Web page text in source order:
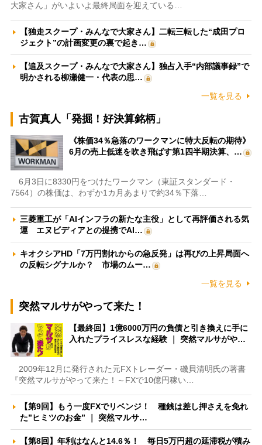
大家さん」がいよいよ最終局面を迎えている…
【独走スクープ・みんなで大家さん】二転三転した“成田プロ
ジェクト”の計画変更の裏で起き…
【追及スクープ・みんなで大家さん】独占入手“内部議事録”で
明かされる柳瀬健一・代表の思…
一覧を見る
古賀真人「発掘！好決算銘柄」
《株価34％急落のワークマンに特大反転の期待》
6月の売上低迷を吹き飛ばす第1四半期決算、…
6月3日に8330円をつけたワークマン（東証スタンダード・
7564）の株価は、わずか1カ月あまりで約34％下落…
三菱重工が「AIインフラの新たな主役」として再評価される気
運 エヌビディアとの提携でAI…
キオクシアHD「7万円割れからの急反発」は再びの上昇局面へ
の反転シグナルか？ 市場のムー…
一覧を見る
突然マルサがやって来た！
【最終回】1億6000万円の負債と引き換えに手に
入れたプライスレスな経験 ｜ 突然マルサがや…
2009年12月に発行された元FXトレーダー・磯貝清明氏の著書
『突然マルサがやって来た！～FXで10億円稼い…
【第9回】もう一度FXでリベンジ！ 種銭は差し押さえを免れ
た”ヒミツのお金” ｜ 突然マルサ…
【第8回】年利はなんと14.6％！ 毎日5万円超の延滞税が積み